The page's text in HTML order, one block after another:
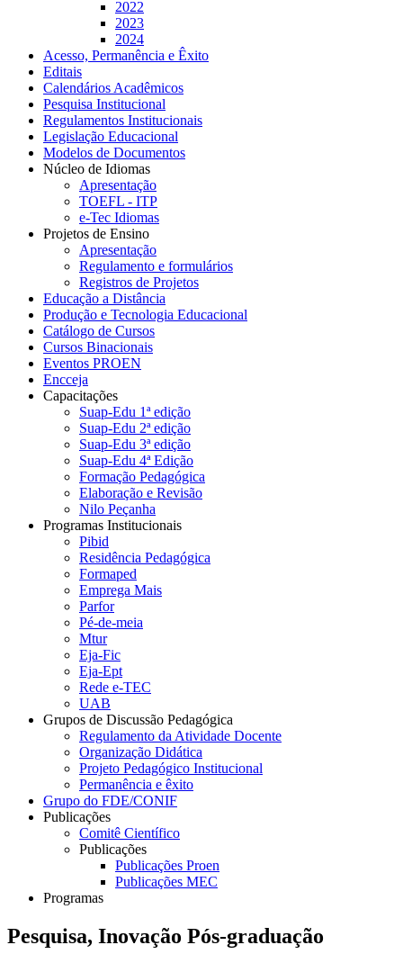
2022
2023
2024
Acesso, Permanência e Êxito
Editais
Calendários Acadêmicos
Pesquisa Institucional
Regulamentos Institucionais
Legislação Educacional
Modelos de Documentos
Núcleo de Idiomas
Apresentação
TOEFL - ITP
e-Tec Idiomas
Projetos de Ensino
Apresentação
Regulamento e formulários
Registros de Projetos
Educação a Distância
Produção e Tecnologia Educacional
Catálogo de Cursos
Cursos Binacionais
Eventos PROEN
Encceja
Capacitações
Suap-Edu 1ª edição
Suap-Edu 2ª edição
Suap-Edu 3ª edição
Suap-Edu 4ª Edição
Formação Pedagógica
Elaboração e Revisão
Nilo Peçanha
Programas Institucionais
Pibid
Residência Pedagógica
Formaped
Emprega Mais
Parfor
Pé-de-meia
Mtur
Eja-Fic
Eja-Ept
Rede e-TEC
UAB
Grupos de Discussão Pedagógica
Regulamento da Atividade Docente
Organização Didática
Projeto Pedagógico Institucional
Permanência e êxito
Grupo do FDE/CONIF
Publicações
Comitê Científico
Publicações
Publicações Proen
Publicações MEC
Programas
Pesquisa, Inovação Pós-graduação